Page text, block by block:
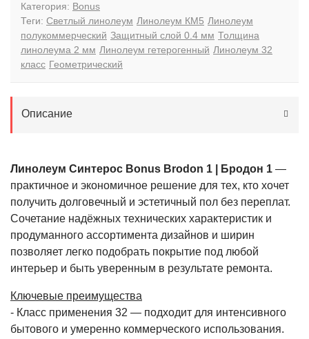
Категория: Bonus
Теги: Светлый линолеум Линолеум КМ5 Линолеум
полукоммерческий Защитный слой 0.4 мм Толщина
линолеума 2 мм Линолеум гетерогенный Линолеум 32
класс Геометрический
Описание
Линолеум Синтерос Bonus Brodon 1 | Бродон 1 —
практичное и экономичное решение для тех, кто хочет
получить долговечный и эстетичный пол без переплат.
Сочетание надёжных технических характеристик и
продуманного ассортимента дизайнов и ширин
позволяет легко подобрать покрытие под любой
интерьер и быть уверенным в результате ремонта.
Ключевые преимущества
- Класс применения 32 — подходит для интенсивного
бытового и умеренно коммерческого использования.